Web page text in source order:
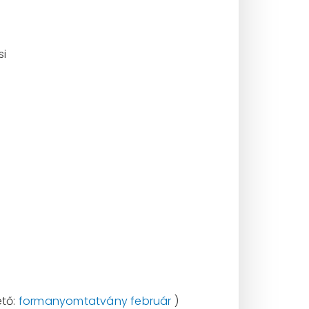
formanyomtatvány február )